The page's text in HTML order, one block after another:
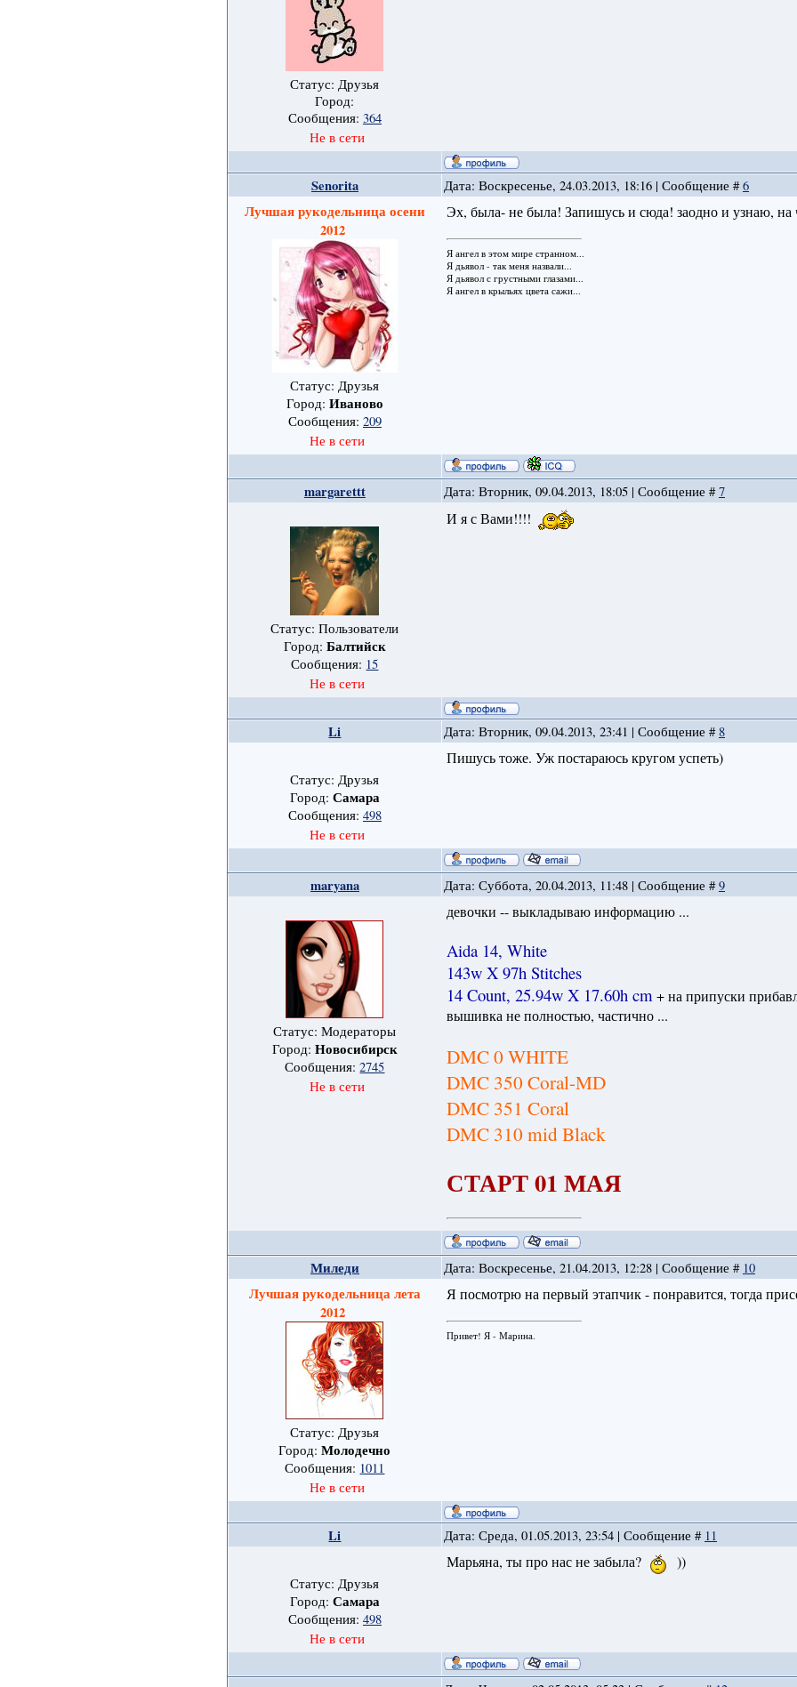
Статус: Друзья
Город:
Сообщения: 364
Не в сети
Senorita Дата: Воскресенье, 24.03.2013, 18:16 | Сообщение #6
Лучшая рукодельница осени
2012
Статус: Друзья
Город: Иваново
Сообщения: 209
Не в сети
Эх, была- не была! Запишусь и сюда! заодно и узнаю,
Я ангел в этом мире странном...
Я дьявол - так меня назвали...
Я дьявол с грустными глазами...
Я ангел в крыльях цвета сажи...
margarettt Дата: Вторник, 09.04.2013, 18:05 | Сообщение #7
Статус: Пользователи
Город: Балтийск
Сообщения: 15
Не в сети
И я с Вами!!!!
Li Дата: Вторник, 09.04.2013, 23:41 | Сообщение #8
Статус: Друзья
Город: Самара
Сообщения: 498
Не в сети
Пишусь тоже. Уж постараюсь кругом успеть)
maryana Дата: Суббота, 20.04.2013, 11:48 | Сообщение #9
Статус: Модераторы
Город: Новосибирск
Сообщения:2745
Не в сети
девочки -- выкладываю информацию ...
Aida 14, White
143w X 97h Stitches
14 Count, 25.94w X 17.60h cm+ на припуски
вышивка не полностью, частично ...
DMC 0 WHITE
DMC 350 Coral-MD
DMC 351 Coral
DMC 310 mid Black
СТАРТ 01 МАЯ
Миледи Дата: Воскресенье, 21.04.2013, 12:28 | Сообщение # 10
Лучшая рукодельница лета
2012
Статус: Друзья
Город:Молодечно
Сообщения: 1011
Не в сети
Я посмотрю на первый этапчик - понравится, тогда
Привет! Я - Марина.
Li Дата: Среда, 01.05.2013, 23:54 | Сообщение # 11
Статус: Друзья
Город: Самара
Сообщения: 498
Не в сети
Марьяна, ты про нас не забыла? ))